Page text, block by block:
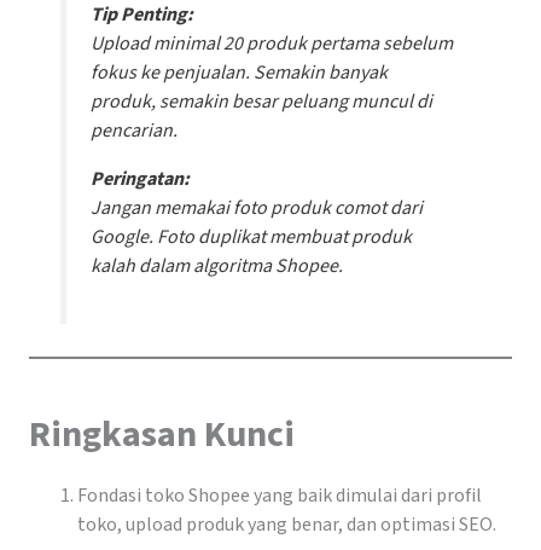
Tip Penting:
Upload minimal 20 produk pertama sebelum
fokus ke penjualan. Semakin banyak
produk, semakin besar peluang muncul di
pencarian.
Peringatan:
Jangan memakai foto produk comot dari
Google. Foto duplikat membuat produk
kalah dalam algoritma Shopee.
Ringkasan Kunci
Fondasi toko Shopee yang baik dimulai dari profil
toko, upload produk yang benar, dan optimasi SEO.